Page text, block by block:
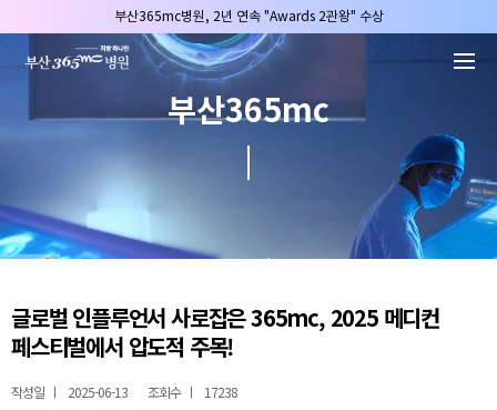
부산365mc병원, 2년 연속 "Awards 2관왕" 수상
2025 "부산365mc 보건복지부 장관상" 수상!
부산365mc병원, 8/15(토) 광복절 정상진료
부산365mc병원, 2년 연속 "Awards 2관왕" 수상
2025 "부산365mc 보건복지부 장관상" 수상!
부산365mc
글로벌 인플루언서 사로잡은 365mc, 2025 메디컨
페스티벌에서 압도적 주목!
작성일 2025-06-13 조회수 17238